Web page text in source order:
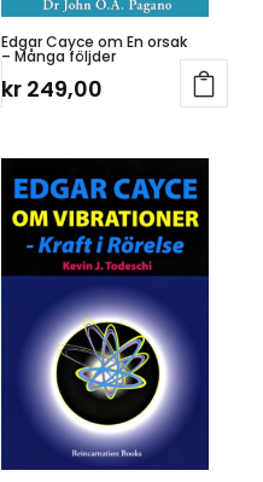
Edgar Cayce om En orsak
– Många följder
kr 249,00